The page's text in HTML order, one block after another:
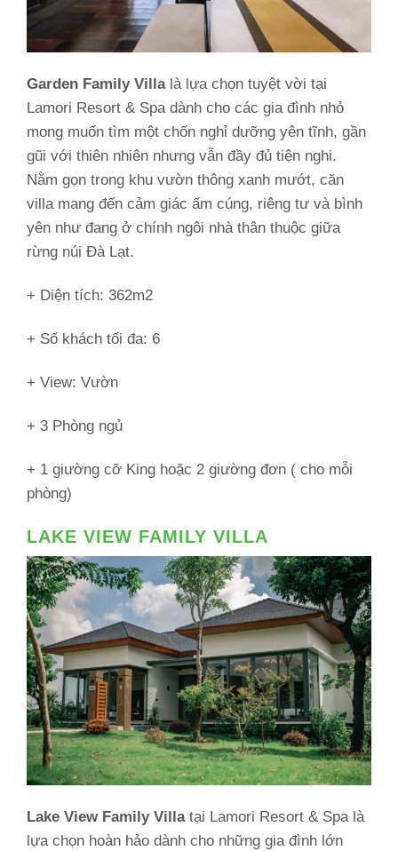
Garden Family Villalà lựa chọn tuyệt vời tại
Lamori Resort & Spa dành cho các gia đình nhỏ
mong muốn tìm một chốn nghỉ dưỡng yên tĩnh, gần
gũi với thiên nhiên nhưng vẫn đầy đủ tiện nghi.
Nằm gọn trong khu vườn thông xanh mướt, căn
villa mang đến cảm giác ấm cúng, riêng tư và bình
yên như đang ở chính ngôi nhà thân thuộc giữa
rừng núi Đà Lạt.
+ Diện tích: 362m2
+ Số khách tối đa: 6
+ View: Vườn
+ 3 Phòng ngủ
+ 1 giường cỡ King hoặc 2 giường đơn ( cho mỗi
phòng)
LAKE VIEW FAMILY VILLA
Lake View Family Villatại Lamori Resort & Spa là
lựa chọn hoàn hảo dành cho những gia đình lớn